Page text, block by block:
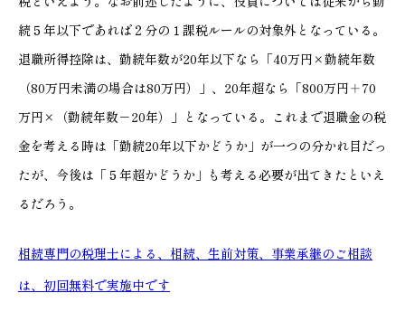
続５年以下であれば２分の１課税ルールの対象外となっている。
退職所得控除は、勤続年数が20年以下なら「40万円×勤続年数
（80万円未満の場合は80万円）」、20年超なら「800万円＋70
万円×（勤続年数－20年）」となっている。これまで退職金の税
金を考える時は「勤続20年以下かどうか」が一つの分かれ目だっ
たが、今後は「５年超かどうか」も考える必要が出てきたといえ
るだろう。
相続専門の税理士による、相続、生前対策、事業承継のご相談
は、初回無料で実施中です